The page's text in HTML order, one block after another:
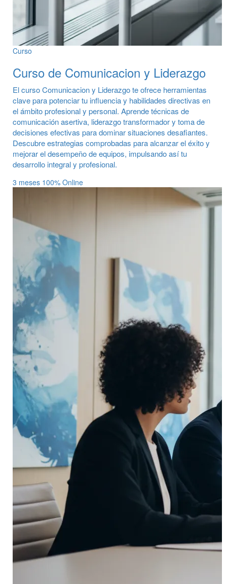
Curso
Curso de Comunicacion y Liderazgo
El curso Comunicacion y Liderazgo te ofrece herramientas
clave para potenciar tu influencia y habilidades directivas en
el ámbito profesional y personal. Aprende técnicas de
comunicación asertiva, liderazgo transformador y toma de
decisiones efectivas para dominar situaciones desafiantes.
Descubre estrategias comprobadas para alcanzar el éxito y
mejorar el desempeño de equipos, impulsando así tu
desarrollo integral y profesional.
3 meses 100% Online